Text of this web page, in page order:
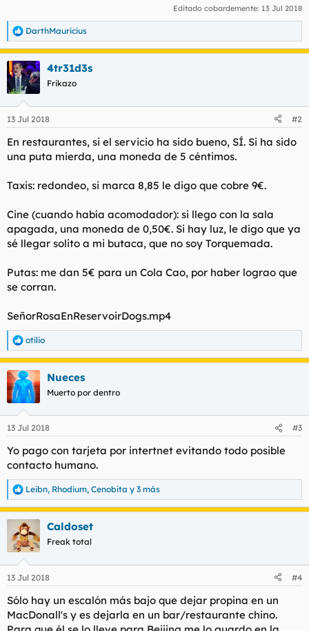
Editado cobardemente: 13 Jul 2018
R
e
a
c
c
i
e
:
DarthMauricius
4tr31d3s
Frikazo
13 Jul 2018 #2
En restaurantes, si el servicio ha sido bueno, SÍ. Si ha sido
una puta mierda, una moneda de 5 céntimos.
Taxis: redondeo, si marca 8,85 le digo que cobre 9€.
Cine (cuando había acomodador): si llego con la sala
apagada, una moneda de 0,50€. Si hay luz, le digo que ya
sé llegar solito a mi butaca, que no soy Torquemada.
Putas: me dan 5€ para un Cola Cao, por haber lograo que
se corran.
SeñorRosaEnReservoirDogs.mp4
R
e
a
c
c
i
e
:
otilio
Nueces
Muerto por dentro
13 Jul 2018 #3
Yo pago con tarjeta por intertnet evitando todo posible
contacto humano.
R
e
a
c
i
e
:
Leibn, Rhodium, Cenobita y 3 más
Caldoset
Freak total
13 Jul 2018 #4
Sólo hay un escalón más bajo que dejar propina en un
MacDonall's y es dejarla en un bar/restaurante chino.